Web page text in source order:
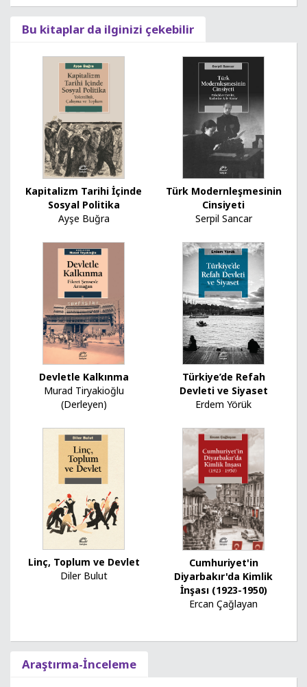
Bu kitaplar da ilginizi çekebilir
Kapitalizm Tarihi İçinde
Sosyal Politika
Ayşe Buğra
Türk Modernleşmesinin
Cinsiyeti
Serpil Sancar
Devletle Kalkınma
Murad Tiryakioğlu
(Derleyen)
Türkiye’de Refah
Devleti ve Siyaset
Erdem Yörük
Linç, Toplum ve Devlet
Diler Bulut
Cumhuriyet'in
Diyarbakır'da Kimlik
İnşası (1923-1950)
Ercan Çağlayan
Araştırma-İnceleme